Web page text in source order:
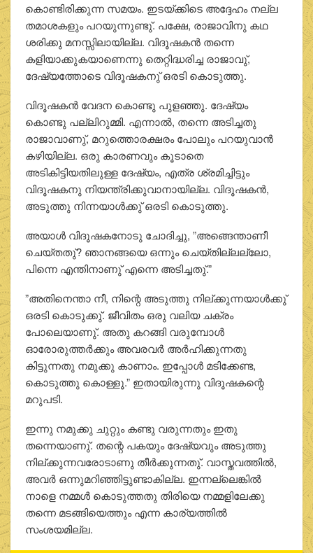
കൊണ്ടിരിക്കുന്ന സമയം. ഇടയ്ക്കിടെ അദ്ദേഹം നല്ല
തമാശകളും പറയുന്നുണ്ടു്. പക്ഷേ, രാജാവിനു കഥ
ശരിക്കു മനസ്സിലായില്ല. വിദൂഷകന്‍ തന്നെ
കളിയാക്കുകയാണെന്നു തെറ്റിദ്ധരിച്ച രാജാവു്,
ദേഷ്യത്തോടെ വിദൂഷകനു് ഒരടി കൊടുത്തു.
വിദൂഷകന്‍ വേദന കൊണ്ടു പുളഞ്ഞു. ദേഷ്യം
കൊണ്ടു പല്ലിറുമ്മി. എന്നാല്‍, തന്നെ അടിച്ചതു
രാജാവാണു്, മറുത്തൊരക്ഷരം പോലും പറയുവാന്‍
കഴിയില്ല. ഒരു കാരണവും കൂടാതെ
അടികിട്ടിയതിലുള്ള ദേഷ്യം, എത്ര ശ്രമിച്ചിട്ടും
വിദൂഷകനു നിയന്ത്രിക്കുവാനായില്ല. വിദൂഷകന്‍,
അടുത്തു നിന്നയാള്‍ക്കു് ഒരടി കൊടുത്തു.
അയാള്‍ വിദൂഷകനോടു ചോദിച്ചു, ”അങ്ങെന്താണീ
ചെയ്തതു്? ഞാനങ്ങയെ ഒന്നും ചെയ്തില്ലല്ലോ,
പിന്നെ എന്തിനാണു് എന്നെ അടിച്ചതു്.”
”അതിനെന്താ നീ, നിന്റെ അടുത്തു നില്ക്കുന്നയാള്‍ക്കു്
ഒരടി കൊടുക്കു്. ജീവിതം ഒരു വലിയ ചക്രം
പോലെയാണു്. അതു കറങ്ങി വരുമ്പോള്‍
ഓരോരുത്തര്‍ക്കും അവരവര്‍ അര്‍ഹിക്കുന്നതു
കിട്ടുന്നതു നമുക്കു കാണാം. ഇപ്പോള്‍ മടിക്കേണ്ട,
കൊടുത്തു കൊള്ളൂ.” ഇതായിരുന്നു വിദൂഷകന്റെ
മറുപടി.
ഇന്നു നമുക്കു ചുറ്റും കണ്ടു വരുന്നതും ഇതു
തന്നെയാണു്. തന്റെ പകയും ദേഷ്യവും അടുത്തു
നില്ക്കുന്നവരോടാണു തീര്‍ക്കുന്നതു്. വാസ്തവത്തില്‍,
അവര്‍ ഒന്നുമറിഞ്ഞിട്ടുണ്ടാകില്ല. ഇന്നല്ലെങ്കില്‍
നാളെ നമ്മള്‍ കൊടുത്തതു തിരിയെ നമ്മളിലേക്കു
തന്നെ മടങ്ങിയെത്തും എന്ന കാര്യത്തില്‍
സംശയമില്ല.